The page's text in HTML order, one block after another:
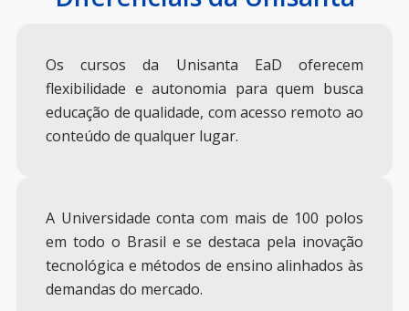
Os cursos da Unisanta EaD oferecem
flexibilidade e autonomia para quem busca
educação de qualidade, com acesso remoto ao
conteúdo de qualquer lugar.
A Universidade conta com mais de 100 polos
em todo o Brasil e se destaca pela inovação
tecnológica e métodos de ensino alinhados às
demandas do mercado.